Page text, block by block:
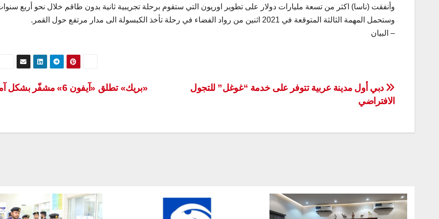
وأنفقت (ناسا) اكثر من تسعة مليارات دولار على تطوير اوريون التي ستقوم برحلة تجريبية ثانية بدون طاقم خلال نحو أربع
وستحمل المهمة الثالثة المتوقعة في 2021 اثنين من رواد الفضاء في رحلة تأخذ الكبسولة الى مدار مرتفع حول القمر.
– البيان
تصفّح
المقالات
«بريك» تطلق «آيفون 6» مشفّر بشكل آمن
دبي أول مدينة عربية تتوفر على خدمة “غوغل” للتجول
الافتراضي